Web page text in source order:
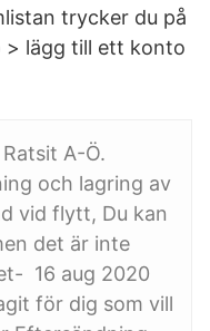
trycker du på
lägg till ett konto
A-Ö.
och lagring av
vid flytt, Du kan
det är inte
16 aug 2020
för dig som vill